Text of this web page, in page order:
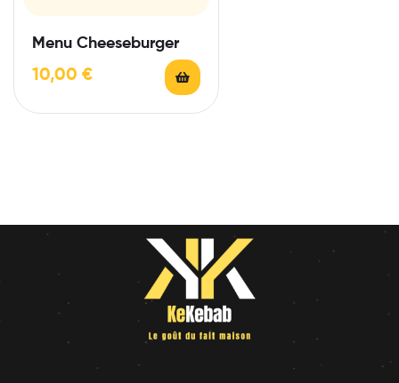
Menu Cheeseburger
10,00 €